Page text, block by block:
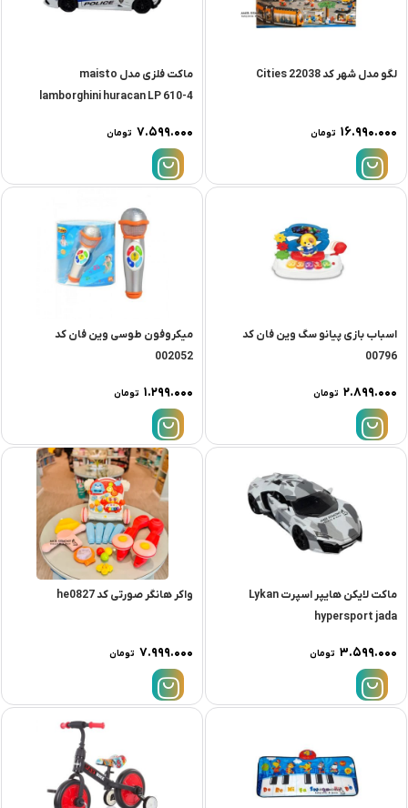
لگو مدل شهر کد 22038 Cities
۱۶.۹۹۰.۰۰۰ تومان
ماکت فلزی مدل maisto
lamborghini huracan LP 610-4
۷.۵۹۹.۰۰۰ تومان
اسباب بازی پیانو سگ وین فان کد
00796
۲.۸۹۹.۰۰۰ تومان
میکروفون طوسی وین فان کد
002052
۱.۲۹۹.۰۰۰ تومان
ماكت لايكن هايپر اسپرت Lykan
hypersport jada
۳.۵۹۹.۰۰۰ تومان
واکر هانگر صورتی کد he0827
۷.۹۹۹.۰۰۰ تومان